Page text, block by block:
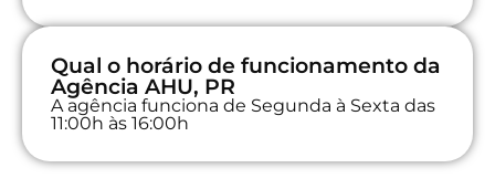
Qual o horário de funcionamento da
Agência AHU, PR
A agência funciona de Segunda à Sexta das
11:00h às 16:00h